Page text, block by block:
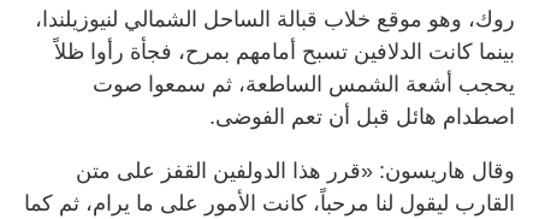
روك، وهو موقع خلاب قبالة الساحل الشمالي لنيوزيلندا،
بينما كانت الدلافين تسبح أمامهم بمرح، فجأة رأوا ظلاً
يحجب أشعة الشمس الساطعة، ثم سمعوا صوت
اصطدام هائل قبل أن تعم الفوضى.
وقال هاريسون: «قرر هذا الدولفين القفز على متن
القارب ليقول لنا مرحباً، كانت الأمور على ما يرام، ثم كما